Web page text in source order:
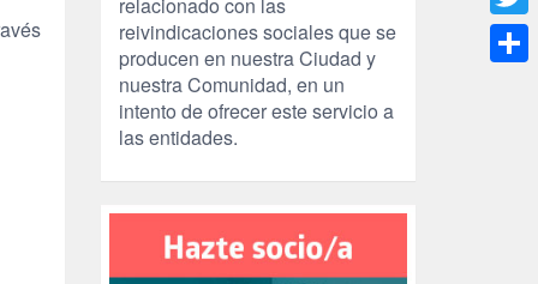
reivindicaciones sociales que se
producen en nuestra Ciudad y
nuestra Comunidad, en un
intento de ofrecer este servicio a
las entidades.